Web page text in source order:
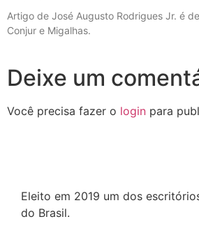
Artigo de José Augusto Rodrigues Jr. é
Conjur e Migalhas.
Deixe um
Você precisa fazer o login para
Eleito em 2019 um dos
do Brasil.